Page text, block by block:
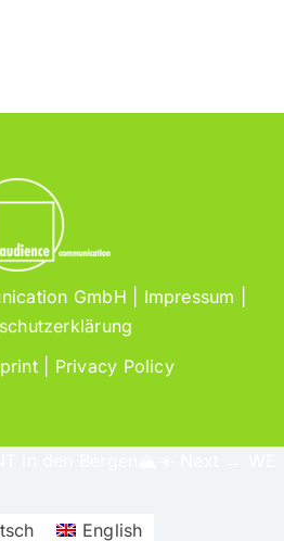
GmbH | Impressum
| Privacy Policy
English